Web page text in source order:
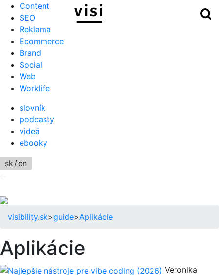
Menu
Content
SEO
Reklama
Ecommerce
Brand
Social
Web
Worklife
slovník
podcasty
videá
ebooky
sk/en
visibility.sk>guide>Aplikácie
Aplikácie
Veronika